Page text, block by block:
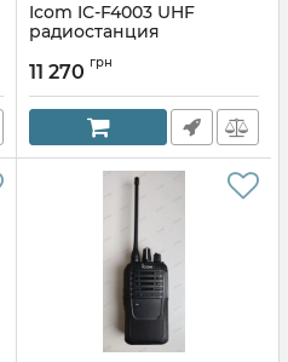
Icom IC-F4003 UHF
радиостанция
Артикул: IC-F4003
11 270 грн